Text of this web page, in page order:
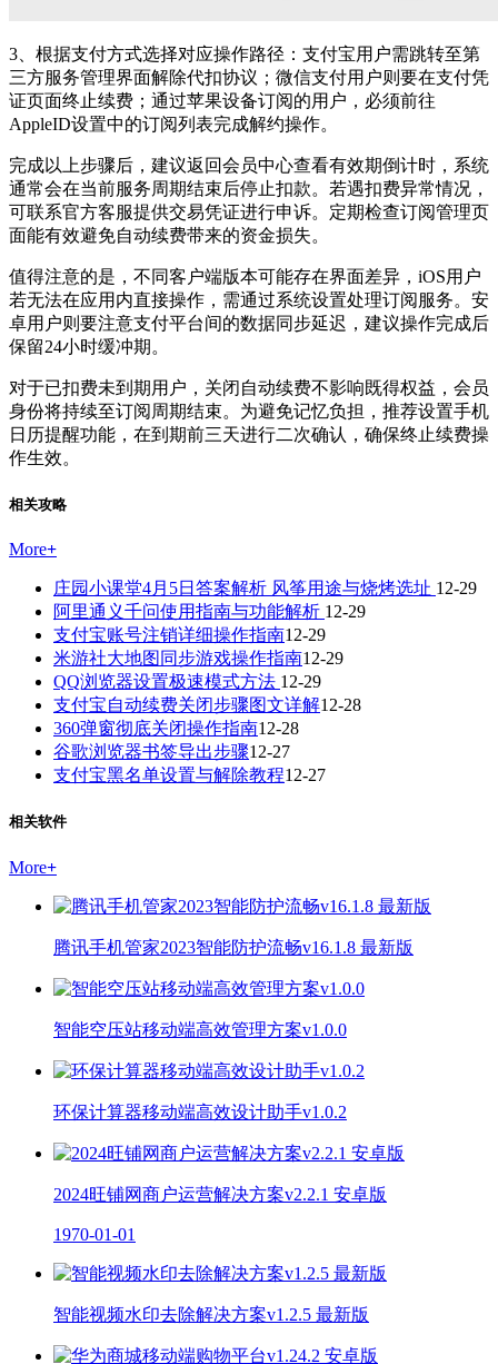
3、根据支付方式选择对应操作路径：支付宝用户需跳转至第
三方服务管理界面解除代扣协议；微信支付用户则要在支付凭
证页面终止续费；通过苹果设备订阅的用户，必须前往
AppleID设置中的订阅列表完成解约操作。
完成以上步骤后，建议返回会员中心查看有效期倒计时，系统
通常会在当前服务周期结束后停止扣款。若遇扣费异常情况，
可联系官方客服提供交易凭证进行申诉。定期检查订阅管理页
面能有效避免自动续费带来的资金损失。
值得注意的是，不同客户端版本可能存在界面差异，iOS用户
若无法在应用内直接操作，需通过系统设置处理订阅服务。安
卓用户则要注意支付平台间的数据同步延迟，建议操作完成后
保留24小时缓冲期。
对于已扣费未到期用户，关闭自动续费不影响既得权益，会员
身份将持续至订阅周期结束。为避免记忆负担，推荐设置手机
日历提醒功能，在到期前三天进行二次确认，确保终止续费操
作生效。
相关攻略
More+
庄园小课堂4月5日答案解析 风筝用途与烧烤选址 12-29
阿里通义千问使用指南与功能解析 12-29
支付宝账号注销详细操作指南12-29
米游社大地图同步游戏操作指南12-29
QQ浏览器设置极速模式方法 12-29
支付宝自动续费关闭步骤图文详解12-28
360弹窗彻底关闭操作指南12-28
谷歌浏览器书签导出步骤12-27
支付宝黑名单设置与解除教程12-27
相关软件
More+
腾讯手机管家2023智能防护流畅v16.1.8 最新版
智能空压站移动端高效管理方案v1.0.0
环保计算器移动端高效设计助手v1.0.2
2024旺铺网商户运营解决方案v2.2.1 安卓版
1970-01-01
智能视频水印去除解决方案v1.2.5 最新版